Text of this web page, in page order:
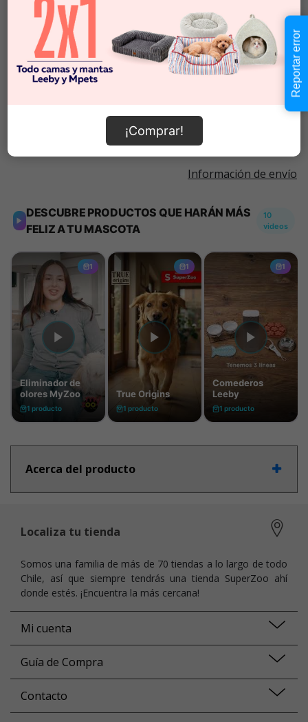
Cantidad:
- +
$14.990
En Stock
Añadir al carrito
Información de envío
Acerca del producto
¡Comprar!
Localiza tu tienda
Somos una familia de más de 70 tiendas a lo largo de todo
Chile, así que siempre tendrás una tienda SuperZoo ahí
donde estés. ¡Encuentra la más cercana!
Mi cuenta
Guía de Compra
Contacto
Reportar error